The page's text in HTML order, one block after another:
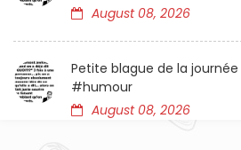
August 08, 2026
Petite blague de la
#humour
August 08, 2026